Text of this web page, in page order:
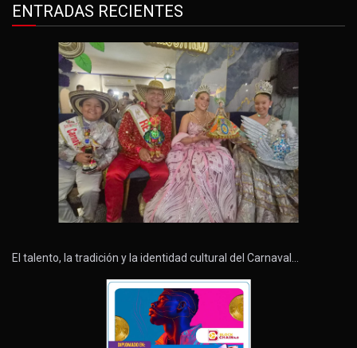
ENTRADAS RECIENTES
El talento, la tradición y la identidad cultural del Carnaval…